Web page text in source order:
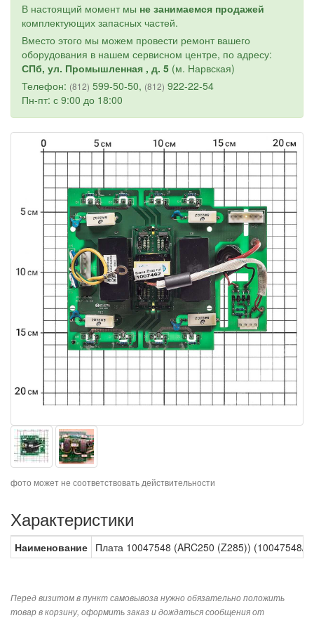
В настоящий момент мы не занимаемся продажей
комплектующих запасных частей.
Вместо этого мы можем провести ремонт вашего
оборудования в нашем сервисном центре, по адресу:
СПб, ул. Промышленная , д. 5 (м. Нарвская)
Телефон: (812) 599-50-50, (812) 922-22-54
Пн-пт: с 9:00 до 18:00
фото может не соответствовать действительности
Характеристики
Наименование Плата 10047548 (ARC250 (Z285)) (10047548/
Перед визитом в пункт самовывоза нужно обязательно положить
товар в корзину, оформить заказ и дождаться сообщения от